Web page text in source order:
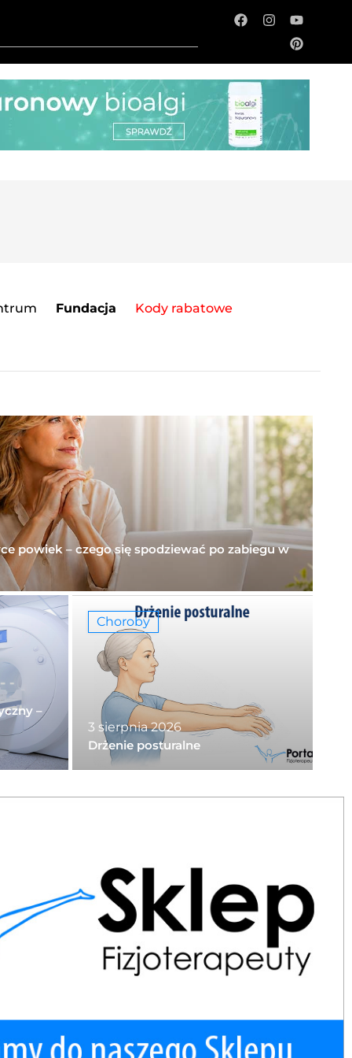
Fundacja Kody rabatowe
powiek – czego się spodziewać po zabiegu w
–
Choroby
3 sierpnia 2026
Drżenie posturalne